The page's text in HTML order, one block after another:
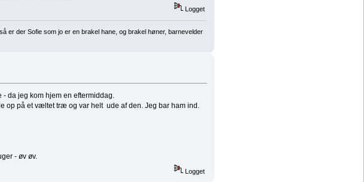
Logget
er der Sofie som jo er en brakel hane, og brakel høner, barnevelder
da jeg kom hjem en eftermiddag.
op på et væltet træ og var helt ude af den. Jeg bar ham ind.
- øv øv.
Logget